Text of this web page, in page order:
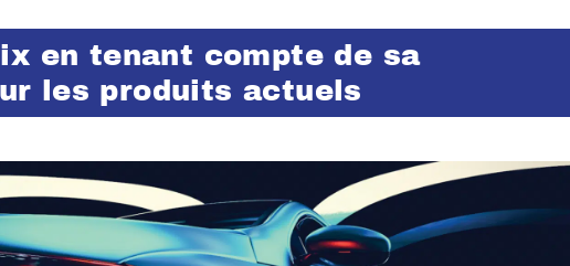
en tenant compte de sa
les produits actuels